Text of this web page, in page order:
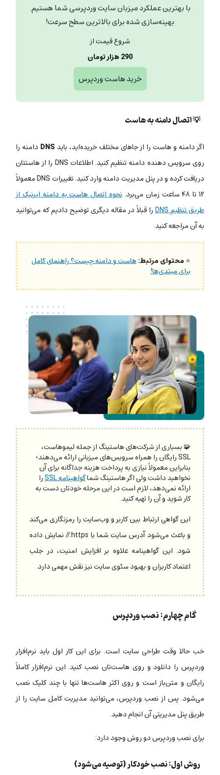
با بهترین عملکرد میزبان سایت وردپرسی شما هستیم.
بهینه‌سازی شده برای بالاترین سطح سرعت!
شروع قیمت از
290 هزار تومان
خرید هاست وردپرس
💡 اتصال دامنه به هاست
اگر دامنه و هاست را از جاهای مختلف خریده‌اید، باید DNS دامنه را
روی سرویس دهنده دامنه تنظیم کنید. اطلاعات DNS را از هاستتان
دریافت کرده و در پنل مدیریت دامنه وارد کنید. تغییرات DNS معمولاً
۱۲ تا ۴۸ ساعت زمان می‌برد.
نحوه اتصال هاست به دامنه ایرنیک از
طریق تنظیم DNS
را قبلاً در مقاله دیگری توضیح دادیم که می‌توانید
به آن مراجعه کنید.
⭐محتوای مرتبط:هاست و دامنه چیست؟ راهنمای کامل
برای مبتدی‌ها!
🧩 بسیاری از شرکت‌های هاستینگ از جمله لیموهاست،
SSL رایگان را همراه سرویس‌های میزبانی ارائه می‌دهند؛
بنابراین معمولاً نیازی به پرداخت هزینه جداگانه برای آن
نخواهید داشت.ولی اگر هاستینگ شماگواهینامه SSL را
ارائه نمی‌دهد، لازم است در این مرحله خودتان دست به
کار شوید و آن را تهیه کنید.
این گواهی ارتباط بین کاربر و وب‌سایت را رمزنگاری می‌کند
و باعث می‌شود آدرس سایت شما با https:// نمایش داده
شود. این گواهینامه علاوه بر افزایش امنیت، در جلب
اعتماد کاربران و بهبود سئوی سایت نیز نقش مهمی دارد.
گام چهارم: نصب وردپرس
خب حالا وقت طراحی سایت است. برای این کار اول باید نرم‌افزار
وردپرس را دانلود و روی هاست‌تان نصب کنید. این نرم‌افزار کاملاً
رایگان و متن‌باز است و روی اکثر هاست‌ها تنها با چند کلیک نصب
می‌شود. پس از نصب وردپرس، می‌توانید مدیریت کامل سایت را از
طریق پنل مدیریتی آن انجام دهید.
برای نصب وردپرس دو روش وجود دارد:
روش اول: نصب خودکار (توصیه می‌شود)